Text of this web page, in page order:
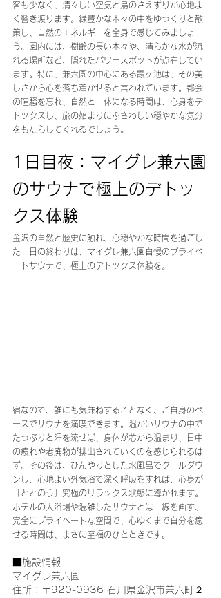
客も少なく、清々しい空気と鳥のさえずりが心地よ
く響き渡ります。緑豊かな木々の中をゆっくりと散
策し、自然のエネルギーを全身で感じてみましょ
う。園内には、樹齢の長い木々や、清らかな水が流
れる場所など、隠れたパワースポットが点在してい
ます。特に、兼六園の中心にある霞ヶ池は、その美
しさから心を落ち着かせると言われています。都会
の喧騒を忘れ、自然と一体になる時間は、心身をデ
トックスし、旅の始まりにふさわしい穏やかな気分
をもたらしてくれるでしょう。
1日目夜：マイグレ兼六園
のサウナで極上のデトッ
クス体験
金沢の自然と歴史に触れ、心穏やかな時間を過ごし
た一日の終わりは、マイグレ兼六園自慢のプライベ
ートサウナで、極上のデトックス体験を。
宿なので、誰にも気兼ねすることなく、ご自身のペ
ースでサウナを満喫できます。温かいサウナの中で
たっぷりと汗を流せば、身体が芯から温まり、日中
の疲れや老廃物が排出されていくのを感じられるは
ず。その後は、ひんやりとした水風呂でクールダウ
ンし、心地よい外気浴で深く呼吸をすれば、心身が
「ととのう」究極のリラックス状態に導かれます。
ホテルの大浴場や混雑したサウナとは一線を画す、
完全にプライベートな空間で、心ゆくまで自分を癒
せる時間は、まさに至福のひとときです。
■施設情報
マイグレ兼六園
住所：〒920-0936 石川県金沢市兼六町２